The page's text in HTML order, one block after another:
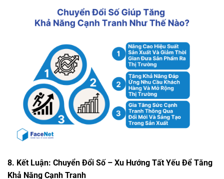
8. Kết Luận: Chuyển Đổi Số – Xu Hướng Tất Yếu Để Tăng
Khả Năng Cạnh Tranh